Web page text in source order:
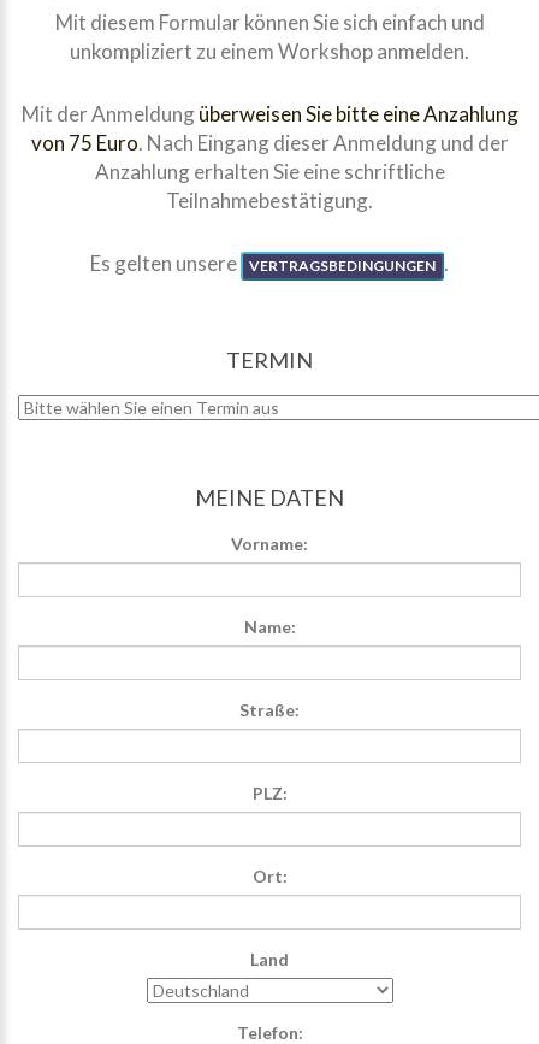
Mit diesem Formular können Sie sich einfach und
unkompliziert zu einem Workshop anmelden.
Mit der Anmeldungüberweisen Sie bitte eine Anzahlung
von 75 Euro. Nach Eingang dieser Anmeldung und der
Anzahlung erhalten Sie eine schriftliche
Teilnahmebestätigung.
Es gelten unsere VERTRAGSBEDINGUNGEN .
TERMIN
MEINE DATEN
Vorname:
Name:
Straße:
PLZ:
Ort:
Land
Telefon: